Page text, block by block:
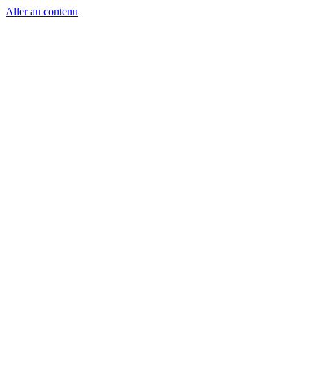
Aller au contenu